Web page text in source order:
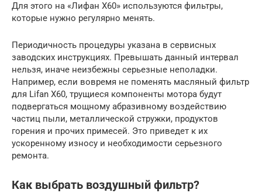
Для этого на «Лифан Х60» используются фильтры,
которые нужно регулярно менять.
Периодичность процедуры указана в сервисных
заводских инструкциях. Превышать данный интервал
нельзя, иначе неизбежны серьезные неполадки.
Например, если вовремя не поменять масляный фильтр
для Lifan X60, трущиеся компоненты мотора будут
подвергаться мощному абразивному воздействию
частиц пыли, металлической стружки, продуктов
горения и прочих примесей. Это приведет к их
ускоренному износу и необходимости серьезного
ремонта.
Как выбрать воздушный фильтр?